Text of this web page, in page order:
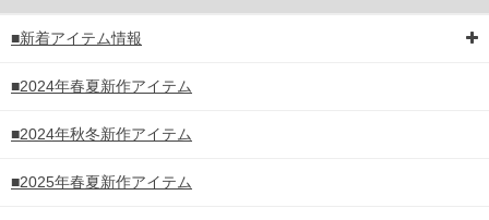
■新着アイテム情報
■2024年春夏新作アイテム
■2024年秋冬新作アイテム
■2025年春夏新作アイテム